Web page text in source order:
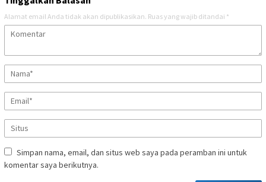
Alamat email Anda tidak akan dipublikasikan. Ruas yang wajib ditandai *
Simpan nama, email, dan situs web saya pada peramban ini untuk
komentar saya berikutnya.